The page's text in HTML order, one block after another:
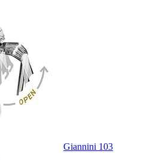
Giannini 103